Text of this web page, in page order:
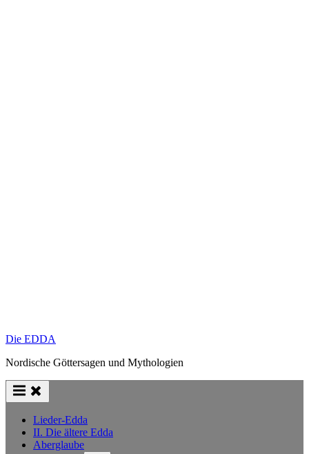
Die EDDA
Nordische Göttersagen und Mythologien
Lieder-Edda
II. Die ältere Edda
Aberglaube